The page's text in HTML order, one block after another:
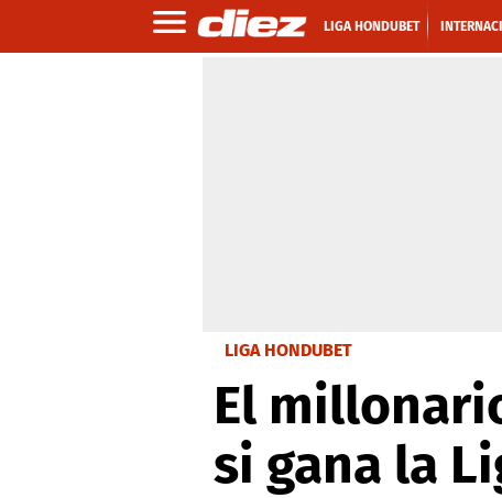
LIGA HONDUBET
LIGA HONDUBET
El
si gana la